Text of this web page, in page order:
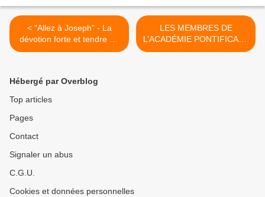
< "Allez à Joseph" - La
dévotion forte et tendre du
Padre Pio pour saint
LES MEMBRES DE
L’ACADÉMIE PONTIFICALE
POUR LA VIE DU VATICAN
Hébergé par Overblog
Top articles
Pages
Contact
Signaler un abus
C.G.U.
Cookies et données personnelles